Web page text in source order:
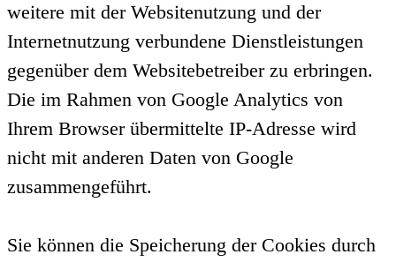
weitere mit der Websitenutzung und der
Internetnutzung verbundene Dienstleistungen
gegenüber dem Websitebetreiber zu erbringen.
Die im Rahmen von Google Analytics von
Ihrem Browser übermittelte IP-Adresse wird
nicht mit anderen Daten von Google
zusammengeführt.
Sie können die Speicherung der Cookies durch